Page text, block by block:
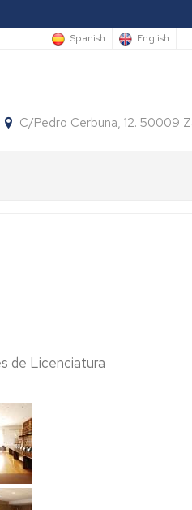
Spanish English
C/Pedro Cerbuna, 12. 50009
de Licenciatura